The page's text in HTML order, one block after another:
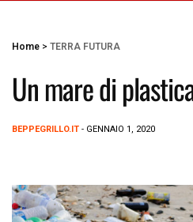
Home > TERRA FUTURA
Un mare di
BEPPEGRILLO.IT - GENNAIO 1, 2020